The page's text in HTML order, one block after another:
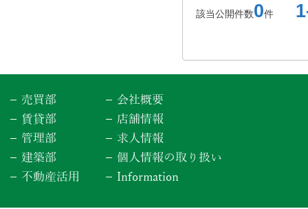
該当公開件数0件
売買部
賃貸部
管理部
建築部
不動産活用
会社概要
店舗情報
求人情報
個人情報の取り扱い
Information